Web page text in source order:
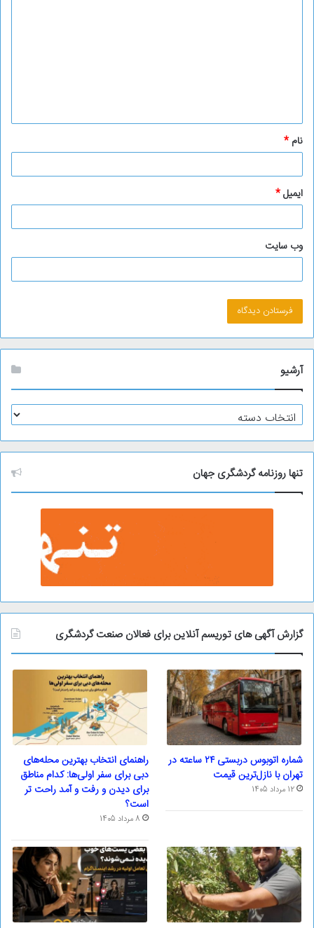
*
نام *
ایمیل*
وب‌ سایت
آرشیو
آ
ر
ش
ی
و
تنها روزنامه گردشگری جهان
گزارش آگهی های توریسم آنلاین برای فعالان صنعت گردشگری
شماره اتوبوس دربستی ۲۴ ساعته در
تهران با نازل‌ترین قیمت
12 مرداد 1405
راهنمای انتخاب بهترین محله‌های
دبی برای سفر اولی‌ها: کدام مناطق
برای دیدن و رفت و آمد راحت تر
است؟
8 مرداد 1405